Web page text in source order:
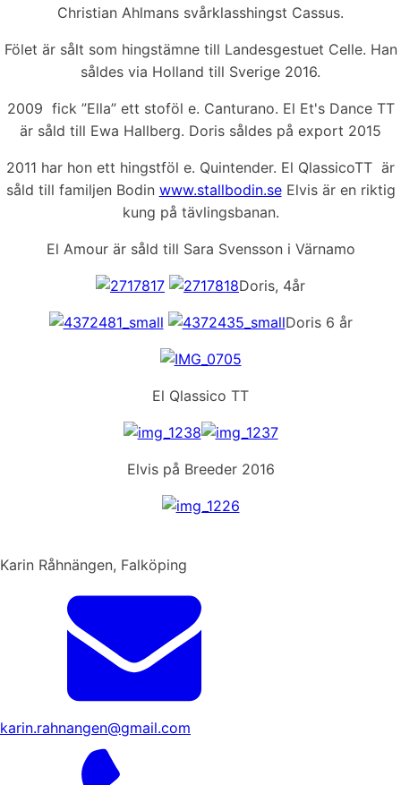
Christian Ahlmans svårklasshingst Cassus.
Fölet är sålt som hingstämne till Landesgestuet Celle. Han
såldes via Holland till Sverige 2016.
2009 fick ”Ella” ett stoföl e. Canturano. El Et's Dance TT
är såld till Ewa Hallberg. Doris såldes på export 2015
2011 har hon ett hingstföl e. Quintender. El QlassicoTT är
såld till familjen Bodin www.stallbodin.seElvis är en riktig
kung på tävlingsbanan.
El Amour är såld till Sara Svensson i Värnamo
Doris, 4år
Doris 6 år
El Qlassico TT
Elvis på Breeder 2016
Karin Råhnängen, Falköping
karin.rahnangen@gmail.com